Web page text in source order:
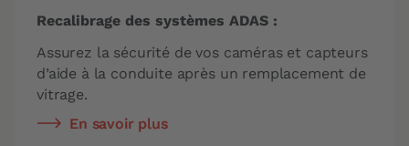
Recalibrage des systèmes ADAS :
Assurez la sécurité de vos caméras et capteurs
d’aide à la conduite après un remplacement de
vitrage.
En savoir plus